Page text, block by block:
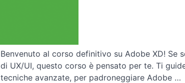
Benvenuto al corso definitivo su Adobe XD! Se
di UX/UI, questo corso è pensato per te. Ti
tecniche avanzate, per padroneggiare Adobe …